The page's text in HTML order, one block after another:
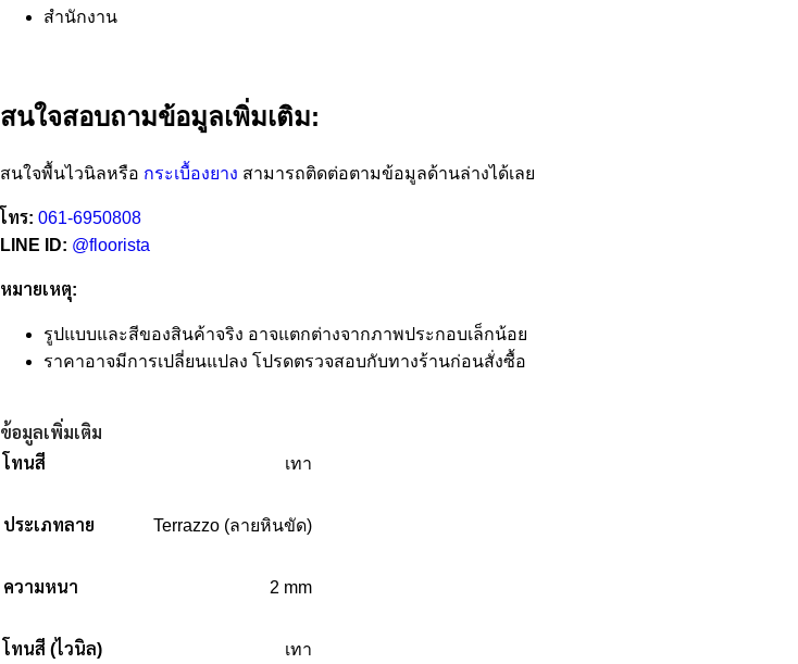
สำนักงาน
สนใจสอบถามข้อมูลเพิ่มเติม:
สนใจพื้นไวนิลหรือ กระเบื้องยาง สามารถติดต่อตามข้อมูลด้านล่างได้เลย
โทร: 061-6950808
LINE ID: @floorista
หมายเหตุ:
รูปแบบและสีของสินค้าจริง อาจแตกต่างจากภาพประกอบเล็กน้อย
ราคาอาจมีการเปลี่ยนแปลง โปรดตรวจสอบกับทางร้านก่อนสั่งซื้อ
ข้อมูลเพิ่มเติม
โทนสี
เทา
ประเภทลาย Terrazzo (ลายหินขัด)
ความหนา 2 mm
โทนสี (ไวนิล) เทา